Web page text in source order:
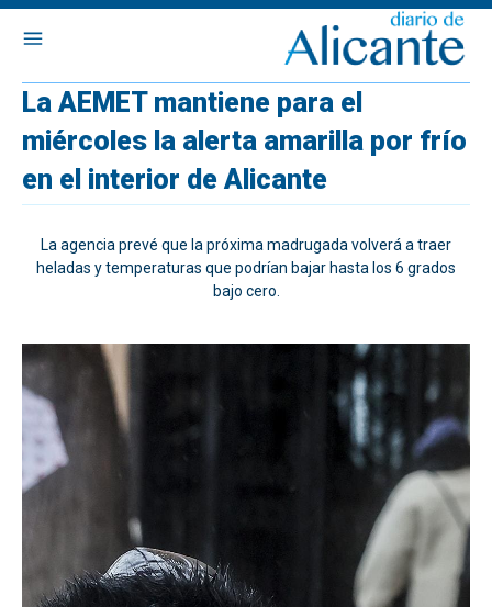
La AEMET mantiene para el
miércoles la alerta amarilla por frío
en el interior de Alicante
La agencia prevé que la próxima madrugada volverá a traer
heladas y temperaturas que podrían bajar hasta los 6 grados
bajo cero.